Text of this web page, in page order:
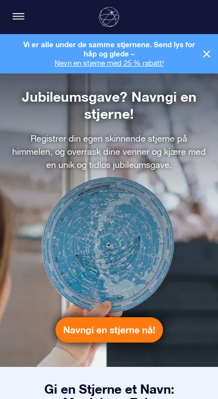
Vi er alle under de samme stjernene. Send lys for
håp og glede –
Nevn en stjerne med 25 % rabatt!
Jubileumsgave? Navngi en
stjerne!
Registrer din egen skinnende stjerne på
himmelen, og overrask dine venner og kjære med
en unik og tidløs jubileumsgave.
Navngi en stjerne nå!
Gi en Stjerne et Navn: